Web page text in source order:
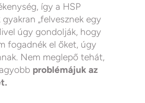
így a HSP
gyakran „felvesznek egy
úgy gondolják, hogy
fogadnék el őket, úgy
Nem meglepő tehát,
problémájuk az